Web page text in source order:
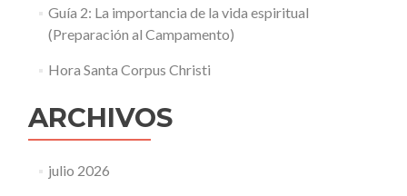
Guía 2: La importancia de la vida espiritual
(Preparación al Campamento)
Hora Santa Corpus Christi
ARCHIVOS
julio 2026